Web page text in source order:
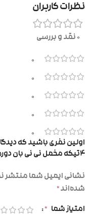
نظرات کاربران
0 نقد و بررسی
0
0
0
0
0
اولین نفری باشید که
۴تیکه مخمل نی نی بان دورهمی کرم”
نشانی ایمیل شما منتشر
شده‌اند*
امتیاز شما *